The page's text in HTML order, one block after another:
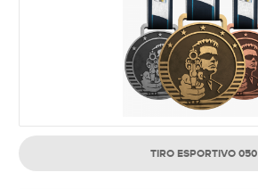
TIRO ESPORTIVO 050